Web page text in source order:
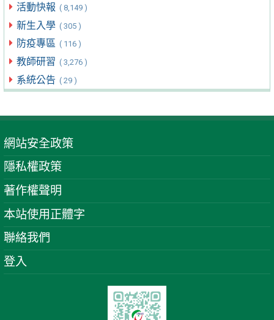
活動快報 ( 8,149 )
新生入學 ( 305 )
防疫專區 ( 116 )
教師研習 ( 3,276 )
系統公告 ( 29 )
網站安全政策
隱私權政策
著作權聲明
本站使用正體字
聯絡我們
登入